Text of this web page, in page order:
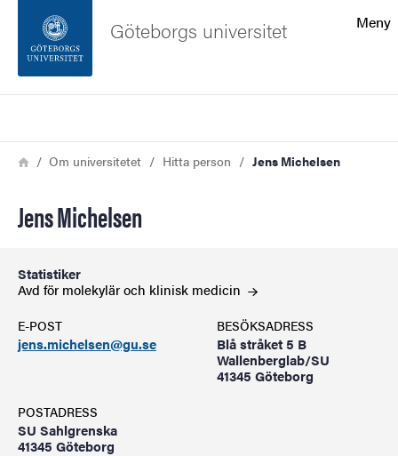
Sidfoten
Meny
Göteborgs universitet
Länkstig
HemOm universitetet Hitta person Jens Michelsen
Jens Michelsen
Statistiker
Avd för molekylär och klinisk medicin
E-POST
jens.michelsen@gu.se
BESÖKSADRESS
Blå stråket 5 B
Wallenberglab/SU
41345 Göteborg
POSTADRESS
SU Sahlgrenska
41345 Göteborg